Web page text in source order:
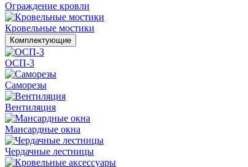
Ограждение кровли
Кровельные мостики
Комплектующие
ОСП-3
Саморезы
Вентиляция
Мансардные окна
Чердачные лестницы